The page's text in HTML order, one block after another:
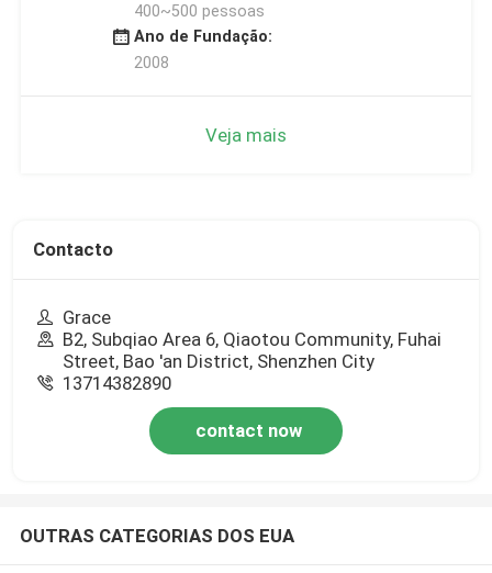
400~500 pessoas
Ano de Fundação:
2008
Veja mais
Contacto
Grace
B2, Subqiao Area 6, Qiaotou Community, Fuhai
Street, Bao 'an District, Shenzhen City
13714382890
contact now
OUTRAS CATEGORIAS DOS EUA